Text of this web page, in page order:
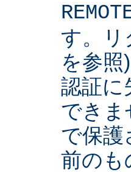
す。リ
を参
認証に
できま
で保護
前のも